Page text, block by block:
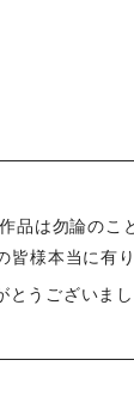
品は勿論のこ
様本当に有
とうございま